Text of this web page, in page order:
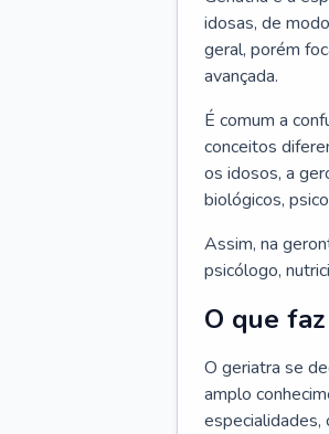
idosas, de
geral, porém
avançada.
É comum a
conceitos
os idosos, a
biológicos,
Assim, na
psicólogo,
O que
O geriatra se
amplo
especialidades,